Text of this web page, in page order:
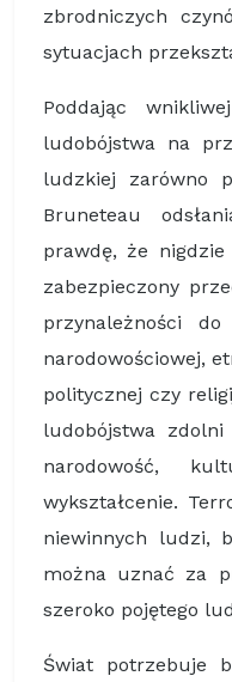
zbrodniczych
sytuacjach
Poddając
ludobójstwa na
ludzkiej zarówno
Bruneteau
prawdę, że
zabezpieczony
przynależności
narodowościowej,
politycznej czy
ludobójstwa
narodowość,
wykształcenie.
niewinnych ludzi,
można uznać za
szeroko pojętego
Świat potrzebuje